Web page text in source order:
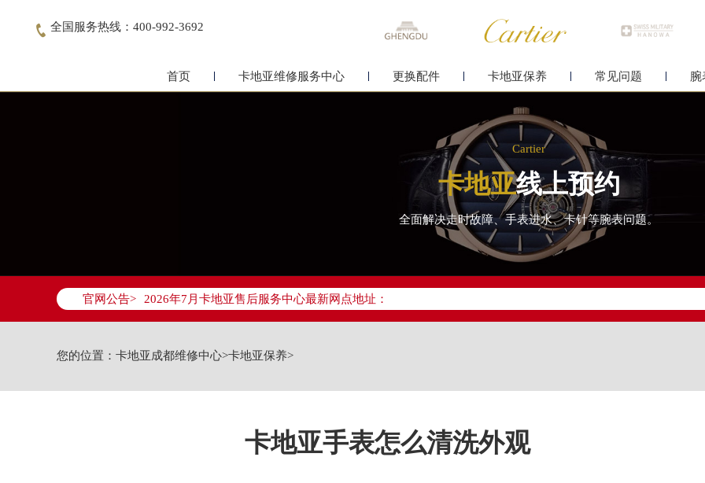
全国服务热线：400-992-3692
首页 卡地亚维修服务中心 更换配件 卡地亚保养 常见问题 腕
Cartier
卡地亚线上预约
全面解决走时故障、手表进水、卡针等腕表问题。
官网公告>
2026年7月成都市卡地亚官方售后客户服务热线：400-992-3692
2026年7月卡地亚售后服务中心最新网点地址：
成都市锦江区人民东路6号SAC东原中心写字楼24层2406B室（需提前预约）
节假日正常营业！
您的位置： 卡地亚成都维修中心>卡地亚保养>
卡地亚手表怎么清洗外观